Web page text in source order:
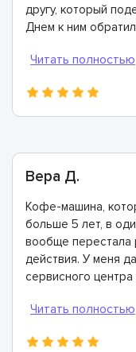
другу, который
Днем к ним
Вера Д.
Кофе-машина,
больше 5 лет, в
вообще перестала
действия. У меня
сервисного
Конечно же